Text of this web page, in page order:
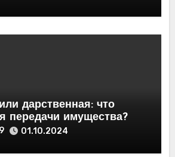
дарственная: что
передачи имущества?
01.10.2024